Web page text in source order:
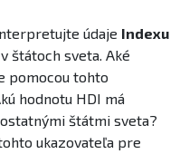
údaje Indexu
v štátoch sveta. Aké
pomocou tohto
hodnotu HDI má
štátmi sveta?
ukazovateľa pre